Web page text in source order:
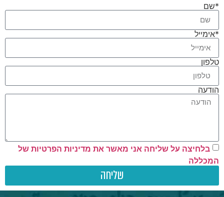
*שם
*אימייל
טלפון
הודעה
בלחיצה על שליחה אני מאשר את מדיניות הפרטיות של
המכללה
שליחה